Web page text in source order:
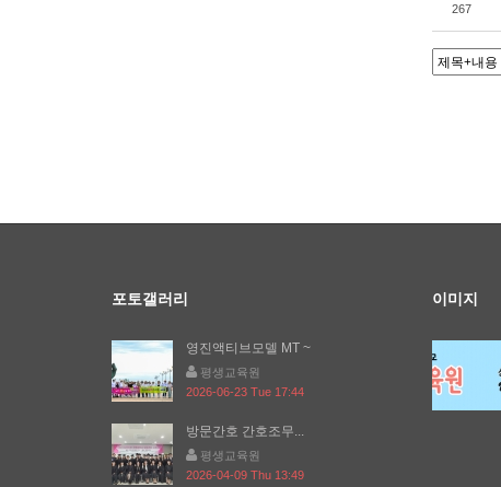
267
포토갤러리
영진액티브모델 MT ~
평생교육원
2026-06-23 Tue 17:44
방문간호 간호조무...
평생교육원
2026-04-09 Thu 13:49
이미지